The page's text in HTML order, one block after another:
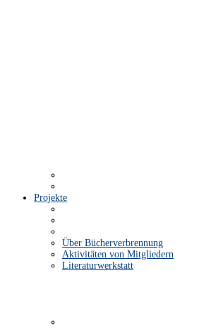
Projekte
Über Bücherverbrennung
Aktivitäten von Mitgliedern
Literaturwerkstatt